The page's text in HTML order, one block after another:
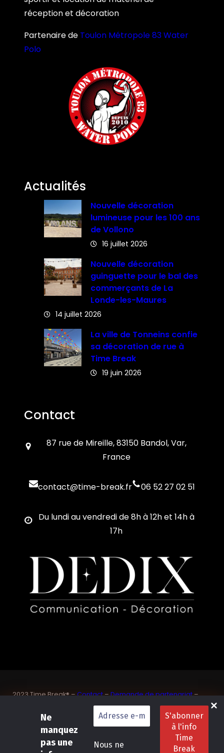
Ne
manquez
pas une
Nous ne
réception et décoration
Partenaire de Toulon Métropole 83 Water
Polo
Actualités
Nouvelle décoration
lumineuse pour les 100 ans
de Vollono
16 juillet 2026
Nouvelle décoration
guinguette pour le bal des
commerçants de La
Londe-les-Maures
14 juillet 2026
La ville de Tonneins confie
sa décoration de rue à
Time Break
19 juin 2026
Contact
87 rue de Mireille, 83150 Bandol, Var,
France
contact@time-break.fr 06 52 27 02 51
Du lundi au vendredi de 8h à 12h et 14h à
17h
2023 Time Break® –Contact–Demande de partenariat–
Sponsoriser un joueur de padel français
SASU Dedix Communication – 87 rue de Mireille – 83 150
Bandol – Var
Conditions
générales de location